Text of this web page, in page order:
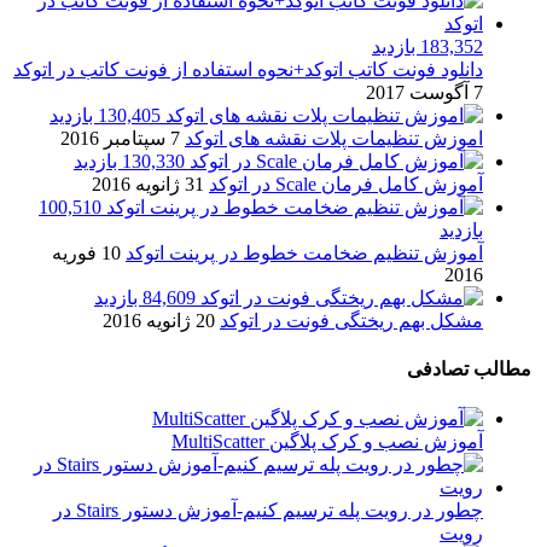
183,352 بازدید
دانلود فونت کاتب اتوکد+نحوه استفاده از فونت کاتب در اتوکد
7 آگوست 2017
130,405 بازدید
اموزش تنظیمات پلات نقشه های اتوکد 7 سپتامبر 2016
130,330 بازدید
آموزش کامل فرمان Scale در اتوکد
31 ژانویه 2016
100,510
بازدید
آموزش تنظیم ضخامت خطوط در پرینت اتوکد
10 فوریه
2016
84,609 بازدید
مشکل بهم ریختگی فونت در اتوکد 20 ژانویه 2016
مطالب تصادفی
آموزش نصب و کرک پلاگین MultiScatter
چطور در رویت پله ترسیم کنیم-آموزش دستور Stairs در
رویت